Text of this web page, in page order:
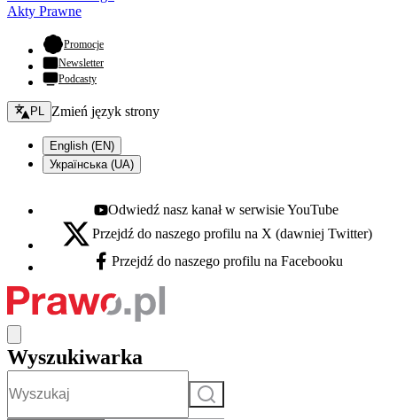
Akty Prawne
Promocje- otwiera się w nowej karcie
Newsletter
Podcasty
Zmień język - bieżący:
PL Zmień język strony
English (EN)
Українська (UA)
Youtube - otwiera się w nowej karcie
Odwiedź nasz kanał w serwisie YouTube
X - otwiera się w nowej karcie
Przejdź do naszego profilu na X (dawniej Twitter)
Facebook - otwiera się w nowej karcie
Przejdź do naszego profilu na Facebooku
Wyszukiwarka
Szukaj